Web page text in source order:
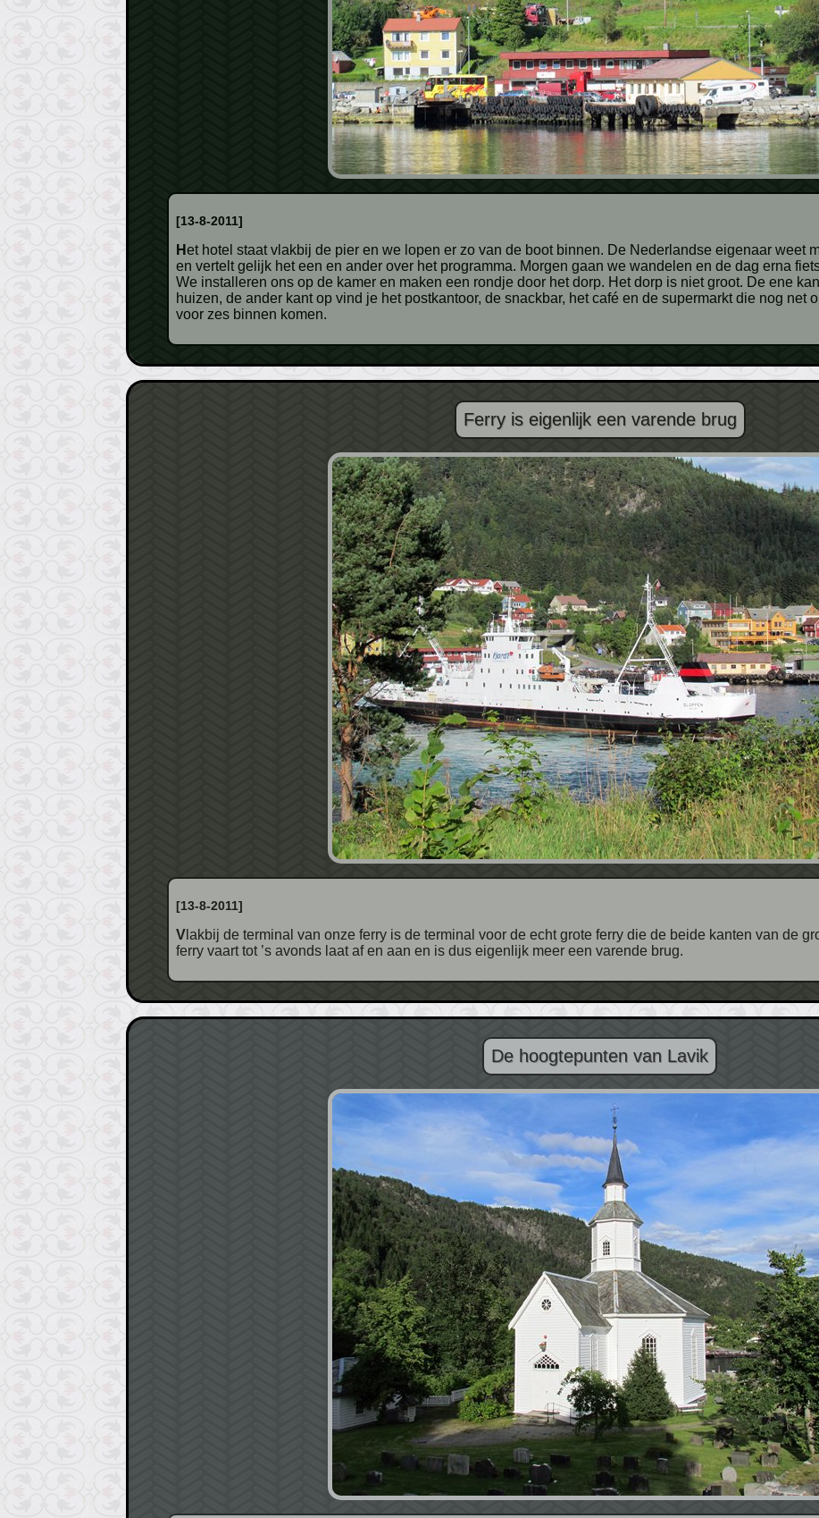
[13-8-2011]
Het hotel staat vlakbij de pier en we lopen er zo van de boot binnen. De Nederlandse eigenaar weet meteen dat wij van SNP komen
en vertelt gelijk het een en ander over het programma. Morgen gaan we wandelen en de dag erna
We installeren ons op de kamer en maken een rondje door het dorp. Het dorp is niet groot. De ene
huizen, de ander kant op vind je het postkantoor, de snackbar, het café en de supermarkt die nog net
voor zes binnen komen.
Ferry is eigenlijk een varende brug
[13-8-2011]
Vlakbij de terminal van onze ferry is de terminal voor de echt grote ferry die de beide kanten van de grote weg – M39 – verbindt. De
ferry vaart tot ’s avonds laat af en aan en is dus eigenlijk meer een varende brug.
De hoogtepunten van Lavik